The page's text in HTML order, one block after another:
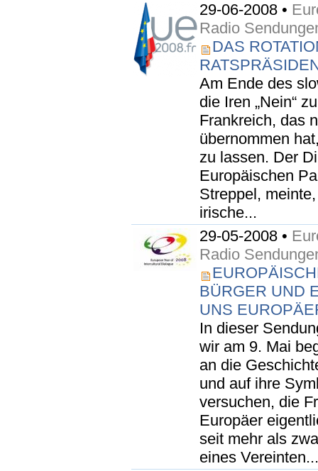
29-06-2008 •
Radio
DAS
Am Ende des
die Iren „Nein“
Frankreich, das
übernommen
zu lassen. Der
Europäischen
Streppel,
irische...
29-05-2008 •
Radio
BÜRGER UND
UNS
In dieser
wir am 9. Mai
an die
und auf ihre
versuchen, die
Europäer
seit mehr als
eines Vereinten...